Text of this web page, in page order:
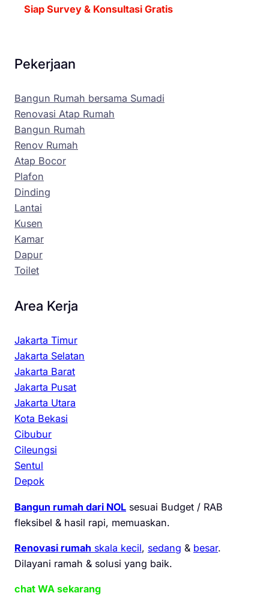
Siap Survey & Konsultasi Gratis
Pekerjaan
Bangun Rumah bersama Sumadi
Renovasi Atap Rumah
Bangun Rumah
Renov Rumah
Atap Bocor
Plafon
Dinding
Lantai
Kusen
Kamar
Dapur
Toilet
Area Kerja
Jakarta Timur
Jakarta Selatan
Jakarta Barat
Jakarta Pusat
Jakarta Utara
Kota Bekasi
Cibubur
Cileungsi
Sentul
Depok
Bangun rumah dari NOL sesuai Budget / RAB
fleksibel & hasil rapi, memuaskan.
Renovasi rumah skala kecil, sedang & besar.
Dilayani ramah & solusi yang baik.
chat WA sekarang